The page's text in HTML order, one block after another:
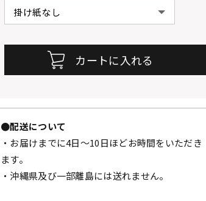
●配送について
・お届けまでに4日～10日ほどお時間をいただき
ます。
・沖縄県及び一部離島には送れません。